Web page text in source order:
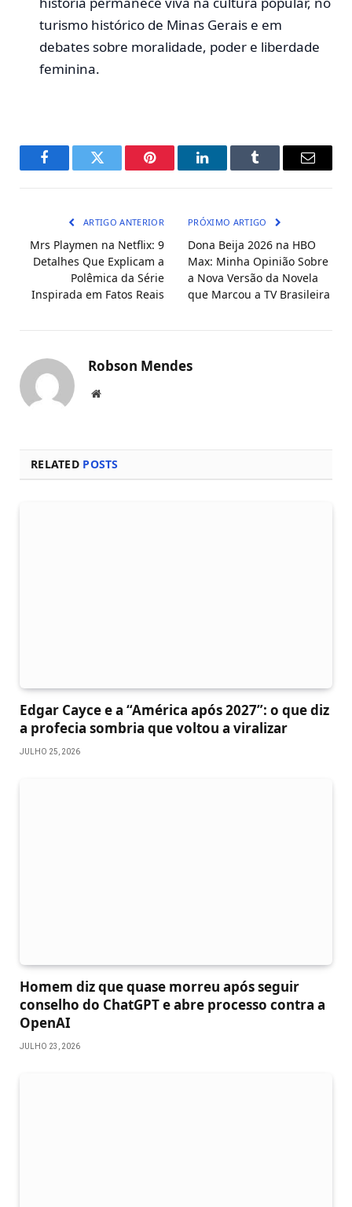
turismo histórico de Minas Gerais e em
debates sobre moralidade, poder e liberdade
feminina.
FacebookTwitter Pinterest LinkedInTumblr
E-
ARTIGO ANTERIOR
Mrs Playmen na Netflix: 9
Detalhes Que Explicam a
Polêmica da Série
Inspirada em Fatos Reais
PRÓXIMO ARTIGO
Dona Beija 2026 na HBO
Max: Minha Opinião Sobre
a Nova Versão da Novela
que Marcou a TV Brasileira
Robson Mendes
Local
RELATED POSTS
Edgar Cayce e a “América após 2027”: o que diz
a profecia sombria que voltou a viralizar
JULHO 25, 2026
Homem diz que quase morreu após seguir
conselho do ChatGPT e abre processo contra a
OpenAI
JULHO 23, 2026